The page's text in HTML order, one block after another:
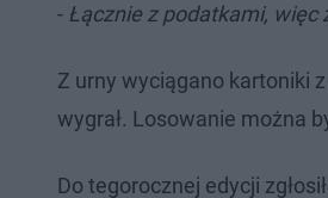
- Łącznie z podatkami,
Z urny wyciągano kartoniki
wygrał. Losowanie można
Do tegorocznej edycji